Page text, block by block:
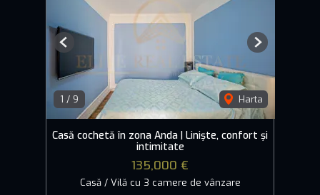
1 / 9 Harta
Previous Next
Casă cochetă în zona Anda | Liniște, confort și
intimitate
135,000 €
Casă / Vilă cu 3 camere de vânzare